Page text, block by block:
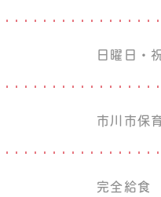
日曜日・
市川市保
完全給食